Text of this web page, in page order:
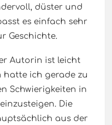
düster und
es einfach sehr
Geschichte.
Autorin ist leicht
hatte ich gerade zu
Schwierigkeiten in
Die
aus der